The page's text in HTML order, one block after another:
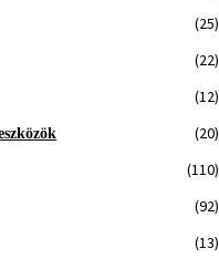
(25)
(22)
(12)
(20)
(110)
(92)
(13)